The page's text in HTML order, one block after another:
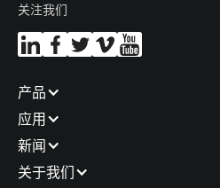
关注我们
产品​
应用​
新闻​
关于我们​